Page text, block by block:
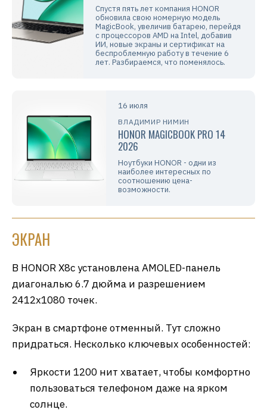
Спустя пять лет компания HONOR
обновила свою номерную модель
MagicBook, увеличив батарею, перейдя
с процессоров AMD на Intel, добавив
ИИ, новые экраны и сертификат на
беспроблемную работу в течение 6
лет. Разбираемся, что поменялось.
16 июля
ВЛАДИМИР НИМИН
HONOR MAGICBOOK PRO 14
2026
Ноутбуки HONOR - одни из
наиболее интересных по
соотношению цена-
возможности.
ЭКРАН
В HONOR X8c установлена AMOLED-панель
диагональю 6.7 дюйма и разрешением
2412х1080 точек.
Экран в смартфоне отменный. Тут сложно
придраться. Несколько ключевых особенностей:
Яркости 1200 нит хватает, чтобы комфортно
пользоваться телефоном даже на ярком
солнце.